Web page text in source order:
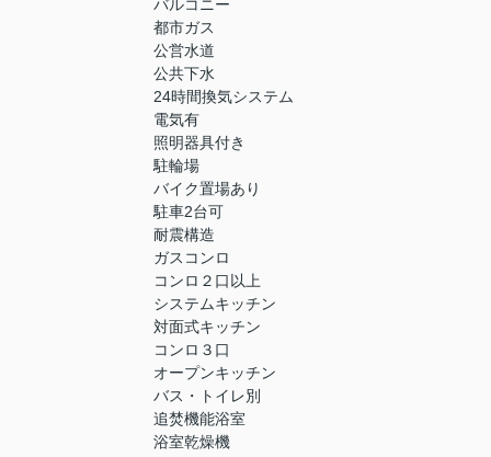
バルコニー
都市ガス
公営水道
公共下水
24時間換気システム
電気有
照明器具付き
駐輪場
バイク置場あり
駐車2台可
耐震構造
ガスコンロ
コンロ２口以上
システムキッチン
対面式キッチン
コンロ３口
オープンキッチン
バス・トイレ別
追焚機能浴室
浴室乾燥機